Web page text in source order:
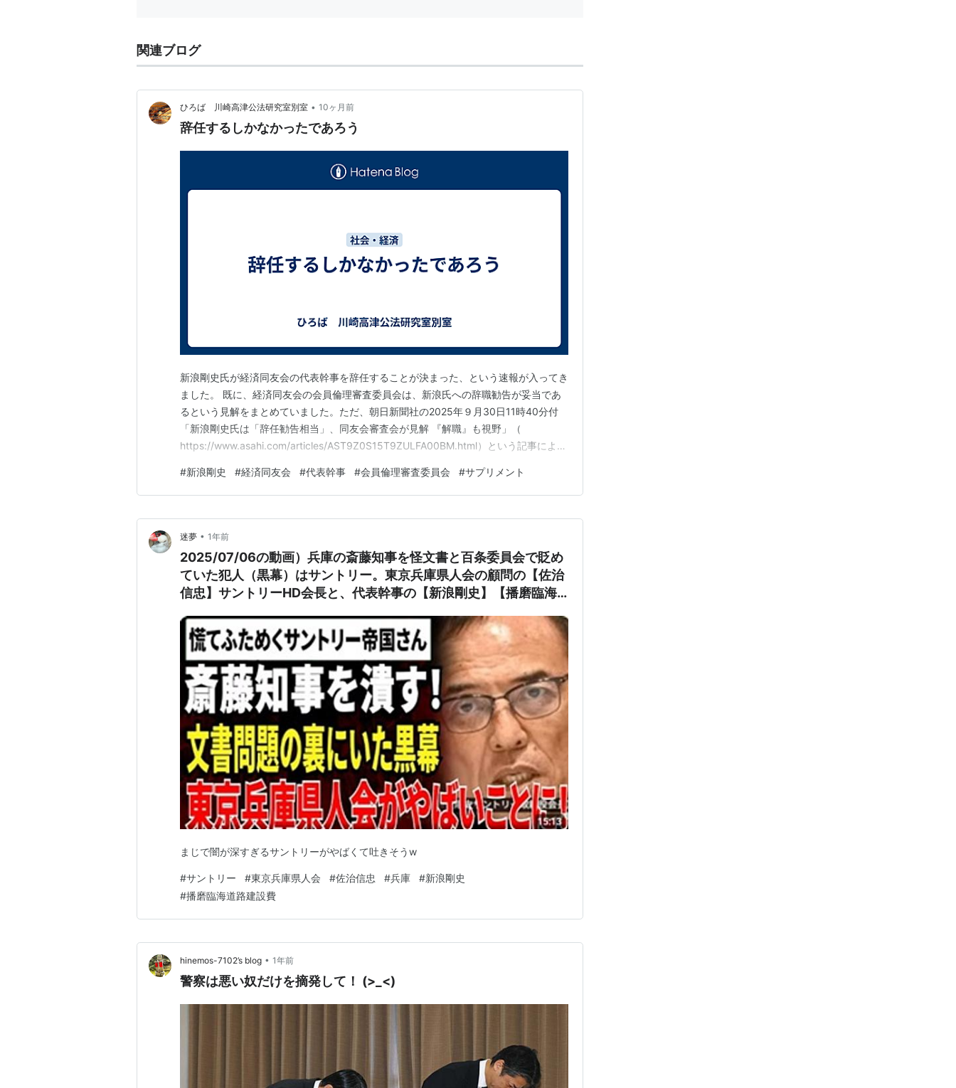
関連ブログ
ひろば 川崎高津公法研究室別室 • 10ヶ月前
辞任するしかなかったであろう
新浪剛史氏が経済同友会の代表幹事を辞任することが決まった、という速報が入ってき
ました。 既に、経済同友会の会員倫理審査委員会は、新浪氏への辞職勧告が妥当であ
るという見解をまとめていました。ただ、朝日新聞社の2025年９月30日11時40分付
「新浪剛史氏は「辞任勧告相当」、同友会審査会が見解 『解職』も視野」（
https://www.asahi.com/articles/AST9Z0S15T9ZULFA00BM.html）という記事による
なら辞任しよう、ということなのでしょう。 サプリメント問題で福岡県警の家宅捜索
を…
#新浪剛史 #経済同友会 #代表幹事 #会員倫理審査委員会 #サプリメント
迷夢 • 1年前
2025/07/06の動画）兵庫の斎藤知事を怪文書と百条委員会で貶め
ていた犯人（黒幕）はサントリー。東京兵庫県人会の顧問の【佐治
信忠】サントリーHD会長と、代表幹事の【新浪剛史】【播磨臨海
乞食根性が染みついてんねんな。
まじで闇が深すぎるサントリーがやばくて吐きそうw
#サントリー #東京兵庫県人会 #佐治信忠 #兵庫 #新浪剛史
#播磨臨海道路建設費
hinemos-7102’s blog • 1年前
警察は悪い奴だけを摘発して！ (>_<)